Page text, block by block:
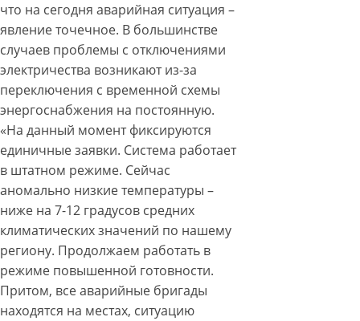
что на сегодня аварийная ситуация –
явление точечное. В большинстве
случаев проблемы с отключениями
электричества возникают из-за
переключения с временной схемы
энергоснабжения на постоянную.
«На данный момент фиксируются
единичные заявки. Система работает
в штатном режиме. Сейчас
аномально низкие температуры –
ниже на 7-12 градусов средних
климатических значений по нашему
региону. Продолжаем работать в
режиме повышенной готовности.
Притом, все аварийные бригады
находятся на местах, ситуацию